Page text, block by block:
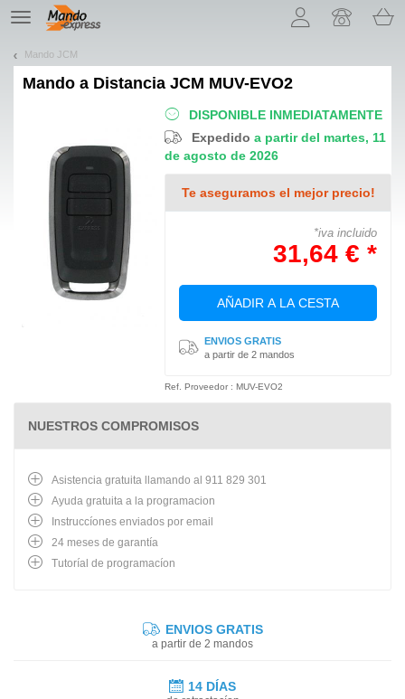
TE
navigation
Mando JCM
Mando a Distancia JCM MUV-EVO2
DISPONIBLE INMEDIATAMENTE
Expedidoa partir del martes, 11
de agosto de 2026
Te aseguramos el mejor precio!
*iva incluido
31,64 € *
AÑADIR A LA CESTA
ENVIOS GRATIS
a partir de 2 mandos
Ref. Proveedor : MUV-EVO2
NUESTROS COMPROMISOS
Asistencia gratuita llamando al 911 829 301
Ayuda gratuita a la programacion
Instruccíones enviados por email
24 meses de garantía
Tutoríal de programacíon
ENVIOS GRATIS
a partir de 2 mandos
14 DÍAS
¡Permítenos presentarte nuestras cookies!